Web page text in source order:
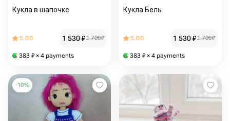
Кукла в шапочке
5.00 1 530₽1 700₽
383 ₽ × 4 payments
Кукла Бель
5.00 1 530₽1 700₽
383 ₽ × 4 payments
-10%